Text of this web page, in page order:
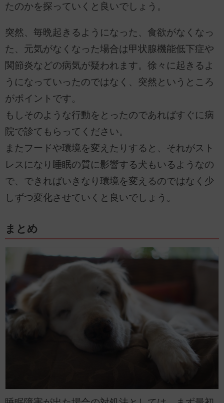
たのかを探っていくと良いでしょう。
突然、毎晩起きるようになった、食欲がなくなっ
た、元気がなくなった場合は甲状腺機能低下症や
関節炎などの病気が疑われます。徐々に起きるよ
うになっていったのではなく、突然というところ
がポイントです。
もしそのような行動をとったのであればすぐに病
院で診てもらってください。
またフードや環境を変えたりすると、それがスト
レスになり睡眠の質に影響する犬もいるようなの
で、できればいきなり環境を変えるのではなく少
しずつ変化させていくと良いでしょう。
まとめ